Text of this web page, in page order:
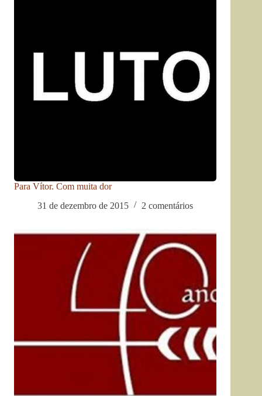
Para Vítor. Com muita dor
31 de dezembro de 2015
2 comentários